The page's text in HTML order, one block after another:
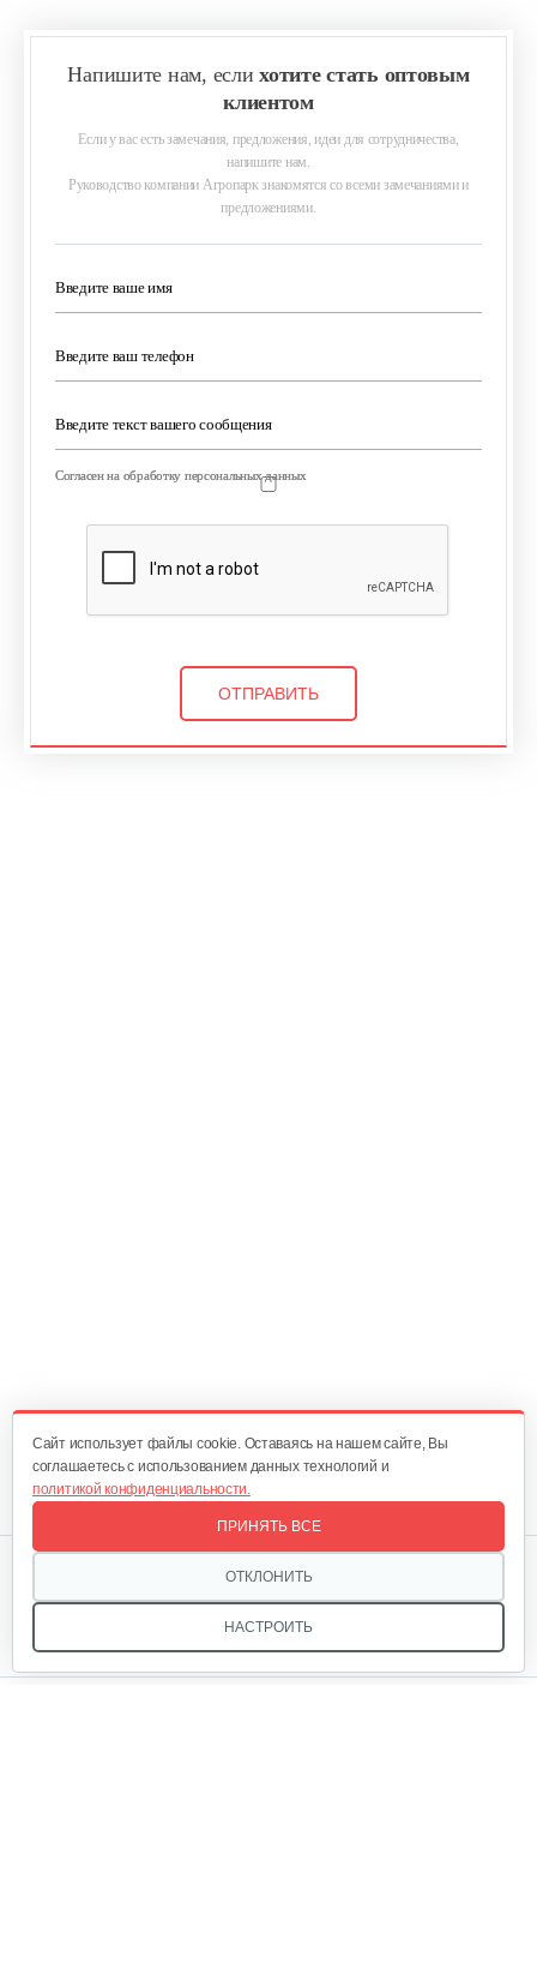
Напишите нам, еслихотите стать оптовым
клиентом
Если у вас есть замечания, предложения, идеи для сотрудничества,
напишите нам.
Руководство компании Агропарк знакомятся со всеми замечаниями и
предложениями.
Введите ваше имя
Введите ваш телефон
Введите текст вашего сообщения
Согласен на обработку персональных данных
Согласен на обработку персональных данных
Cайт использует файлы cookie. Оставаясь на нашем сайте, Вы
соглашаетесь с использованием данных технологий и
политикой конфиденциальности.
НАСТРОИТЬ
ОТКЛОНИТЬ
ПРИНЯТЬ ВСЕ